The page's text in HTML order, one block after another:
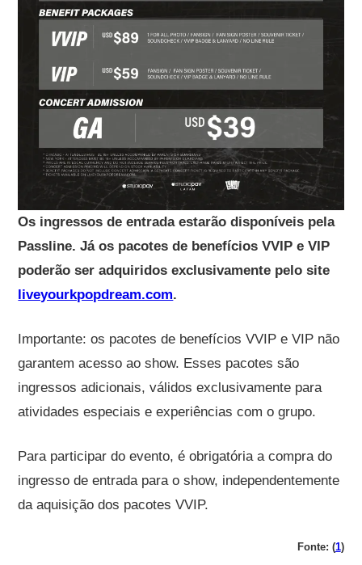
Os ingressos de entrada estarão disponíveis pela
Passline. Já os pacotes de benefícios VVIP e VIP
poderão ser adquiridos exclusivamente pelo site
liveyourkpopdream.com.
Importante: os pacotes de benefícios VVIP e VIP não
garantem acesso ao show. Esses pacotes são
ingressos adicionais, válidos exclusivamente para
atividades especiais e experiências com o grupo.
Para participar do evento, é obrigatória a compra do
ingresso de entrada para o show, independentemente
da aquisição dos pacotes VVIP.
Fonte: (1)